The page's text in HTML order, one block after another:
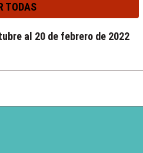
TODAS
al 20 de febrero de 2022